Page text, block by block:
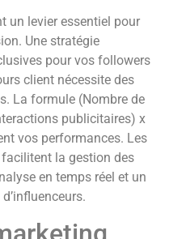
un levier essentiel pour
Une stratégie
pour vos followers
client nécessite des
La formule (Nombre de
publicitaires) x
vos performances. Les
la gestion des
en temps réel et un